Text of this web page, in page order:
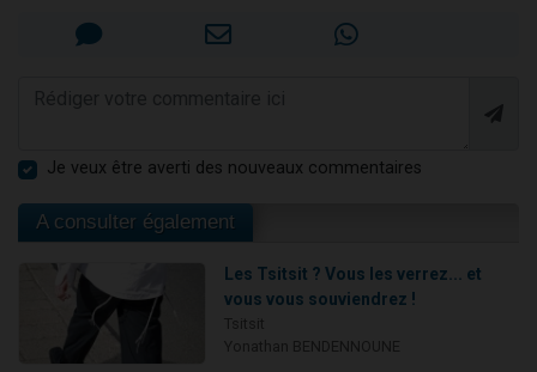
Je veux être averti des nouveaux commentaires
A consulter également
Les Tsitsit ? Vous les verrez... et
vous vous souviendrez !